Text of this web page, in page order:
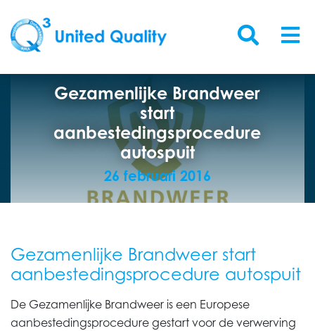
Gezamenlijke Brandweer
start
aanbestedingsprocedure
autospuit
26 februari 2016
Gezamenlijke Brandweer start
aanbestedingsprocedure autospuit
De Gezamenlijke Brandweer is een Europese
aanbestedingsprocedure gestart voor de verwerving